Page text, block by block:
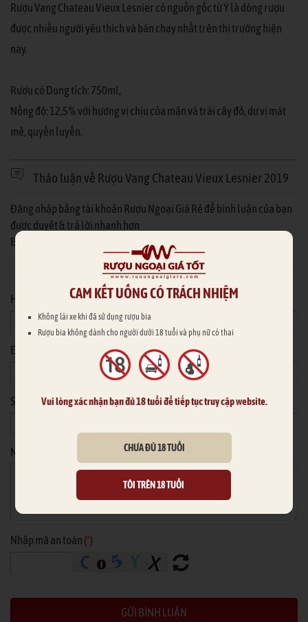
Rượu Vang Chateau Vieux Lesnier có nguồn gốc từ Ý là dòng rượu
được nhiều người yêu thích và bán chạy nhất trên thị trường hiện
nay.
Rượu có Dung tích: 750ml,
Nồng độ: 12,5% với hương vị chịu của mận và trái cây đỏ, dư vị mát
mẻ, quyến luyến.
Thảo luận về Rượu Vang Chateau Vieux Lesnier 2019
Đăng nhập bằng tài khoản Rượu Ngoại Giá Rẻ để bình luận của bạn
được duyệt & trả lời nhanh hơn
Bạn chưa có tài khoản Rượu Ngoại Giá Rẻ?
Hoặc nhập thông tin của bạn
Họ tên
Email
Số điện thoại
Nội dung
Nhập mã an toàn (*)
CAM KẾT UỐNG CÓ TRÁCH NHIỆM
Không lái xe khi đã sử dụng rượu bia
Rượu bia không dành cho người dưới 18 tuổi và phụ nữ có thai
Vui lòng xác nhận bạn đủ 18 tuổi để tiếp tục truy cập website.
CHƯA ĐỦ 18 TUỔI
TÔI TRÊN 18 TUỔI